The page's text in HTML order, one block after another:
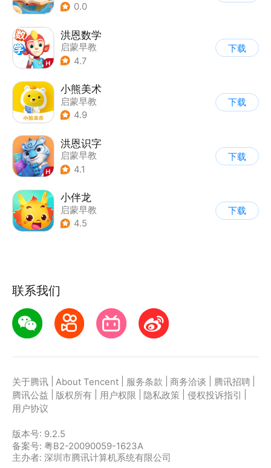
0.0
洪恩数学
启蒙早教
4.7
下载
小熊美术
启蒙早教
4.9
下载
洪恩识字
启蒙早教
4.1
下载
小伴龙
启蒙早教
4.5
下载
联系我们
关于腾讯 About Tencent 服务条款 商务洽谈 腾讯招聘
腾讯公益
版权所有 用户权限 隐私政策 侵权投诉指引
用户协议
版本号: 9.2.5
备案号: 粤B2-20090059-1623A
主办者: 深圳市腾讯计算机系统有限公司